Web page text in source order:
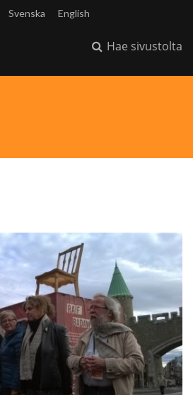
Svenska English
Hae sivustolta